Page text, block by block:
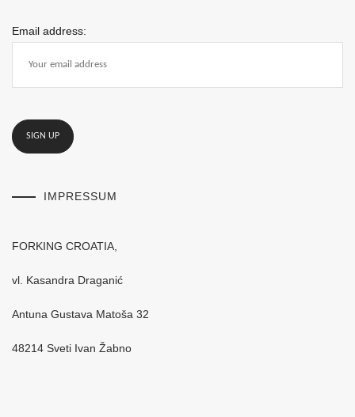
Email address:
IMPRESSUM
FORKING CROATIA,
vl. Kasandra Draganić
Antuna Gustava Matoša 32
48214 Sveti Ivan Žabno